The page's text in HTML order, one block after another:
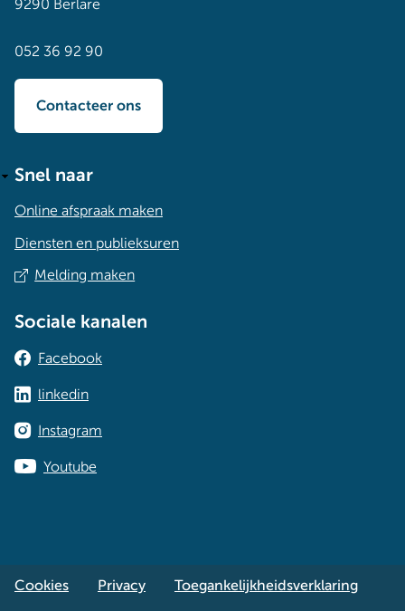
9290 Berlare
052 36 92 90
Contacteer ons
Snel naar
Online afspraak maken
Diensten en publieksuren
Melding maken
Sociale kanalen
Facebook
linkedin
Instagram
Youtube
Cookies Privacy
Toegankelijkheidsverklaring